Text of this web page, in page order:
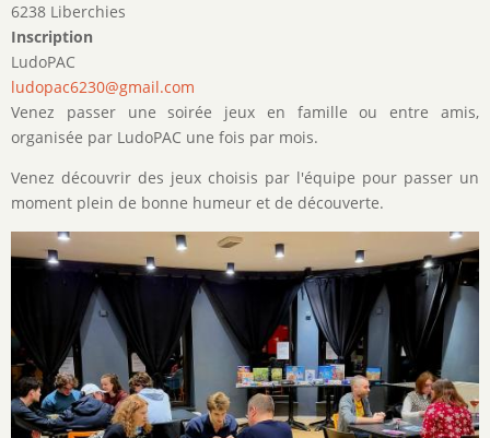
6238 Liberchies
Inscription
LudoPAC
ludopac6230@gmail.com
Venez passer une soirée jeux en famille ou entre amis,
organisée par LudoPAC une fois par mois.
Venez découvrir des jeux choisis par l'équipe pour passer un
moment plein de bonne humeur et de découverte.
Image